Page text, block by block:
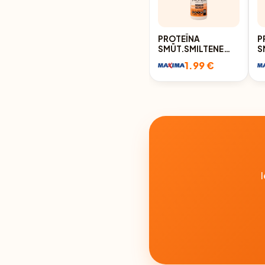
PROTEĪNA
SMŪT.SMILTENE
460G 1.99 €